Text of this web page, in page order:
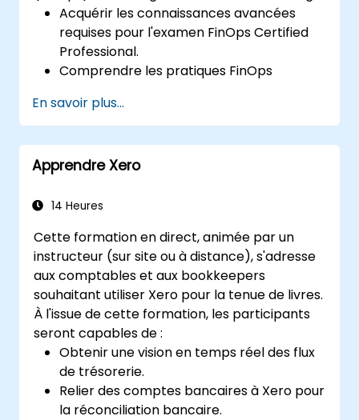
Acquérir les connaissances avancées
requises pour l'examen FinOps Certified
Professional.
Comprendre les pratiques FinOps
coûts, la gestion du budget et le
reporting.
Développer des compétences pratiques
dans l'application des stratégies FinOps
Se préparer à réussir l'examen de FinOps
En savoir plus...
Apprendre Xero
14 Heures
Cette formation en direct, animée par un
instructeur (sur site ou à distance), s'adresse
aux comptables et aux bookkeepers
souhaitant utiliser Xero pour la tenue de livres.
À l'issue de cette formation, les participants
seront capables de :
Obtenir une vision en temps réel des flux
de trésorerie.
Relier des comptes bancaires à Xero pour
la réconciliation bancaire.